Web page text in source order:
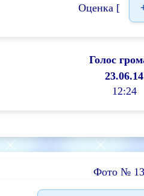
Оценка [
Голос
23.06.14
12:24
Фото №